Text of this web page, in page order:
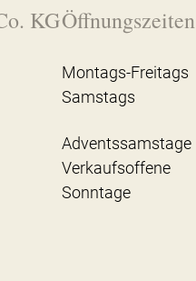
KGÖffnungszeiten
Montags-Freitags
Samstags
Adventssamstage
Verkaufsoffene
Sonntage